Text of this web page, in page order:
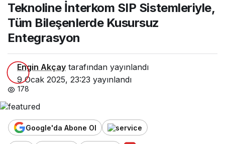
Bileşenlerde Kusursuz
Entegrasyon
Teknoline İnterkom SIP Sistemleriyle,
Tüm Bileşenlerde Kusursuz
Entegrasyon
Engin Akçay tarafından yayınlandı
9 Ocak 2025, 23:23 yayınlandı
178
Google'da Abone Ol
Entegrasyon